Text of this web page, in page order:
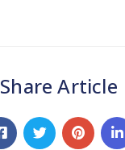
Share Article